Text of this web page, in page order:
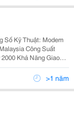
>1 năm